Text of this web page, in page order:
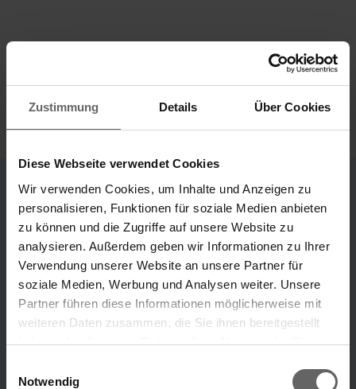
Zustimmung Details Über Cookies
Diese Webseite verwendet Cookies
Wir verwenden Cookies, um Inhalte und Anzeigen zu
personalisieren, Funktionen für soziale Medien anbieten
zu können und die Zugriffe auf unsere Website zu
analysieren. Außerdem geben wir Informationen zu Ihrer
Verwendung unserer Website an unsere Partner für
soziale Medien, Werbung und Analysen weiter. Unsere
Partner führen diese Informationen möglicherweise mit
weiteren Daten zusammen, die Sie ihnen bereitgestellt
haben oder die sie im Rahmen Ihrer Nutzung der Dienste
Cookies, wenn Sie unsere Webseite weiterhin nutzen.
Notwendig
Divisions
Our Brands
“Our ideas that make your life easier.”
Leifheit brand Soehnle brand
Search suggestions